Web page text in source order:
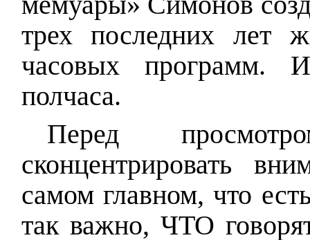
трех последних лет
часовых программ.
полчаса.
Перед
сконцентрировать
самом главном, что
так важно, ЧТО